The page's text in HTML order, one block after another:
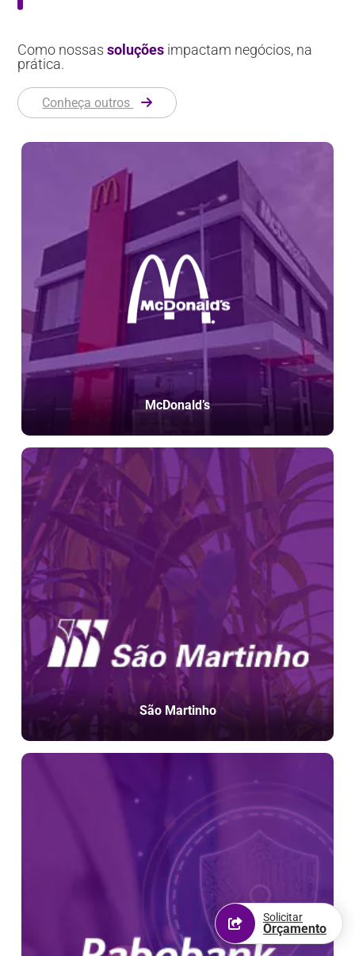
Como nossassoluções impactam negócios, na
prática.
Conheça outros
McDonald’s
São Martinho
Solicitar
Orçamento